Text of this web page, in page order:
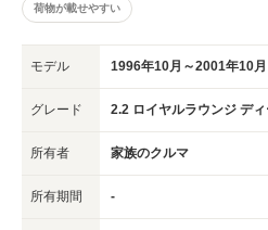
荷物が載せやすい
モデル 1996年10月～2001年10月
グレード 2.2 ロイヤルラウンジ デ
所有者 家族のクルマ
所有期間 -